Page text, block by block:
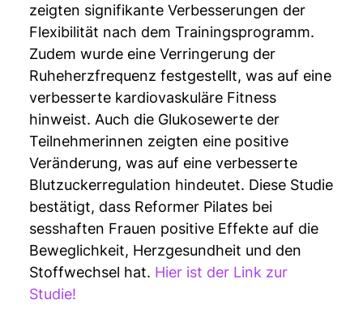
zeigten signifikante Verbesserungen der
Flexibilität nach dem Trainingsprogramm.
Zudem wurde eine Verringerung der
Ruheherzfrequenz festgestellt, was auf eine
verbesserte kardiovaskuläre Fitness
hinweist. Auch die Glukosewerte der
Teilnehmerinnen zeigten eine positive
Veränderung, was auf eine verbesserte
Blutzuckerregulation hindeutet. Diese Studie
bestätigt, dass Reformer Pilates bei
sesshaften Frauen positive Effekte auf die
Beweglichkeit, Herzgesundheit und den
Stoffwechsel hat. Hier ist der Link zur
Studie!